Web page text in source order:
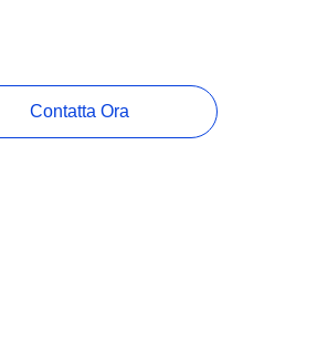
Contatta Ora